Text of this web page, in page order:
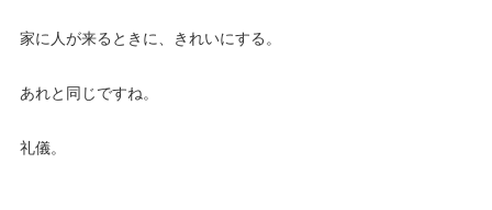
家に人が来るときに、きれいにする。
あれと同じですね。
礼儀。